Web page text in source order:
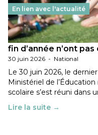
En lien avec l'actualité
Les décisions
fin d’année n’ont
30 juin 2026 - National
Le 30 juin 2026, le
Ministériel de
scolaire s’est réuni dans
Lire la suite →